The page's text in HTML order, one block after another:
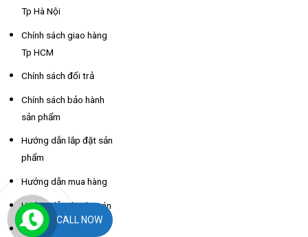
Tp Hà Nội
Chính sách giao hàng
Tp HCM
Chính sách đổi trả
Chính sách bảo hành
sản phẩm
Hướng dẫn lắp đặt sản
phẩm
Hướng dẫn mua hàng
Hướng dẫn thanh toán
Hỗ trợ thông tin nhà
CALL NOW